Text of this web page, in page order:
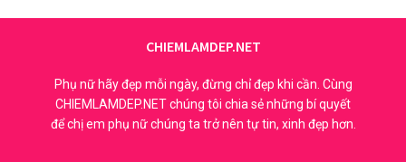
CHIEMLAMDEP.NET
Phụ nữ hãy đẹp mỗi ngày, đừng chỉ đẹp khi cần. Cùng
CHIEMLAMDEP.NET chúng tôi chia sẻ những bí quyết
để chị em phụ nữ chúng ta trở nên tự tin, xinh đẹp hơn.